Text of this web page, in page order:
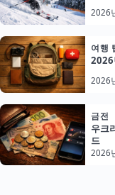
2026
여행
2026
2026
금전
우크
드
2026